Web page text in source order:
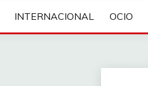
INTERNACIONAL OCIO